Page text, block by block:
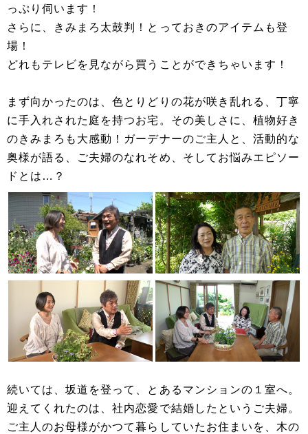
っぷり伺います！
さらに、きみまろ太鼓判！とっておきのアイテムも登
場！
どれもテレビを見ながら買うことができちゃいます！
まず向かったのは、色とりどりの花が咲き乱れる、丁寧
に手入れされた庭を持つお宅。その美しさに、植物好き
のきみまろも大感動！ガーデナーのご主人と、活動的な
奥様が語る、ご夫婦のなれそめ、そしてお悩みエピソー
ドとは…？
続いては、坂道を登って、とあるマンションの１室へ。
迎えてくれたのは、社内恋愛で結婚したというご夫婦。
ご主人のお母様がかつて暮らしていたお住まいを、木の